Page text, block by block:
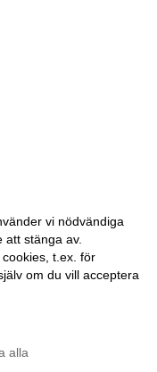
vi nödvändiga
att stänga av.
t.ex. för
om du vill acceptera
alla